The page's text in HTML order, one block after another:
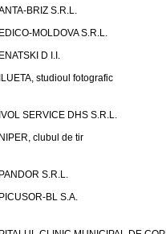
BRIZ S.R.L.
MOLDOVA S.R.L.
D I.I.
studioul fotografic
SERVICE DHS S.R.L.
clubul de tir
S.R.L.
BL S.A.